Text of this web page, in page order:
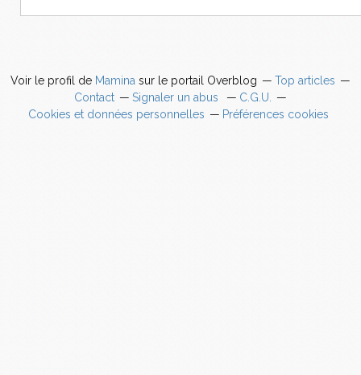
Voir le profil de Mamina sur le portail Overblog
Top articles
Contact
Signaler un abus
C.G.U.
Cookies et données personnelles
Préférences cookies